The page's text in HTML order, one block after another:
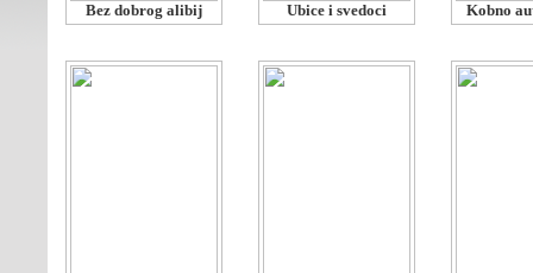
Bez dobrog alibij Ubice i svedoci Kobno